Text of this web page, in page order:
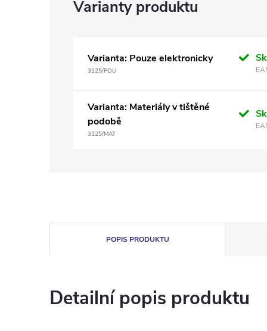
Varianta: Pouze elektronicky
3125/POU
Varianta: Materiály v tištěné
podobě
3125/MAT
POPIS PRODUKTU
Detailní popis produktu